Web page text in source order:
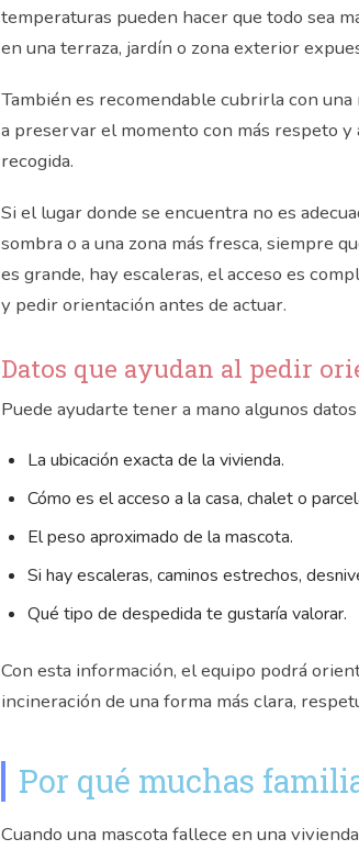
temperaturas pueden hacer que todo sea
en una terraza, jardín o zona exterior
También es recomendable cubrirla con una
a preservar el momento con más respeto
recogida.
Si el lugar donde se encuentra no es
sombra o a una zona más fresca, siempre
es grande, hay escaleras, el acceso es
y pedir orientación antes de actuar.
Datos que ayudan al pedir
Puede ayudarte tener a mano algunos
La ubicación exacta de la vivienda.
Cómo es el acceso a la casa, chalet o
El peso aproximado de la mascota.
Si hay escaleras, caminos estrechos,
Qué tipo de despedida te gustaría valorar.
Con esta información, el equipo podrá
incineración de una forma más clara,
Por qué muchas
Cuando una mascota fallece en una